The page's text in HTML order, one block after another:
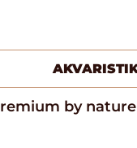
by